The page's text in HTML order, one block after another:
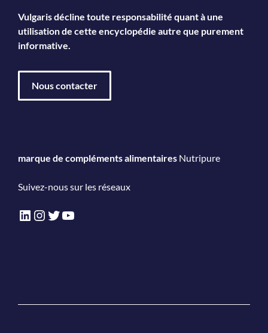
Vulgaris décline toute responsabilité quant à une
utilisation de cette encyclopédie autre que purement
informative.
Nous contacter
marque de compléments alimentaires Nutripure
Suivez-nous sur les réseaux
LinkedIn
Instagram
Twitter
YouTube